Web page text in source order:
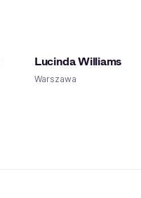
Lucinda Williams
Warszawa